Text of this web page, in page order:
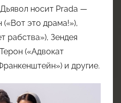
носит Prada —
(«Вот это драма!»),
рабства»), Зендея
(«Адвокат
и другие.